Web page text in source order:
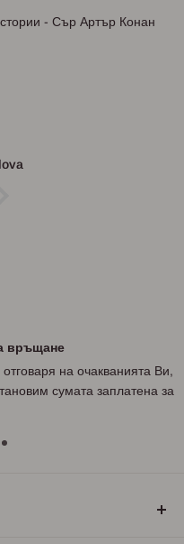
- Сър Артър Конан
връщане
на очакванията Ви,
сумата заплатена за